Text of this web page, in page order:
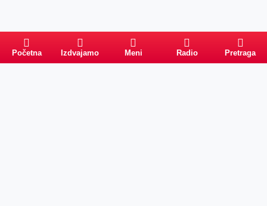
Početna Izdvajamo Meni Radio Pretraga